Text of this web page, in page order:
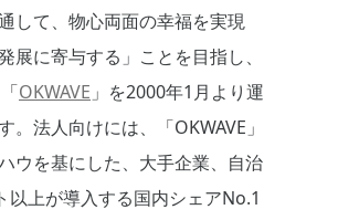
して、物心両面の幸福を実現
展に寄与する」ことを目指し、
OKWAVE 」を2000年1月より運
。法人向けには、「OKWAVE」
ウを基にした、大手企業、自治
以上が導入する国内シェアNo.1